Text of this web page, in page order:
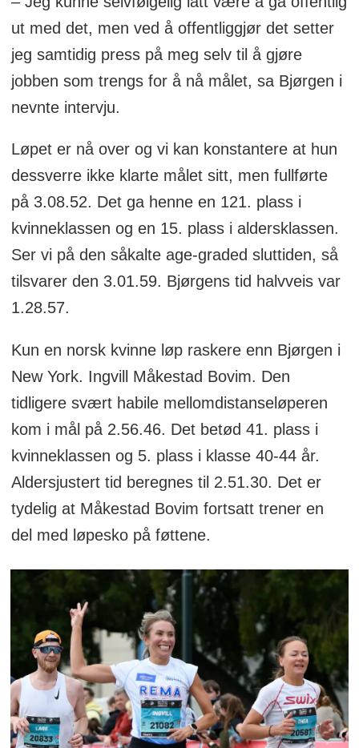
ut med det, men ved å offentliggjør det setter
jeg samtidig press på meg selv til å gjøre
jobben som trengs for å nå målet, sa Bjørgen i
nevnte intervju.
Løpet er nå over og vi kan konstantere at hun
dessverre ikke klarte målet sitt, men fullførte
på 3.08.52. Det ga henne en 121. plass i
kvinneklassen og en 15. plass i aldersklassen.
Ser vi på den såkalte age-graded sluttiden, så
tilsvarer den 3.01.59. Bjørgens tid halvveis var
1.28.57.
Kun en norsk kvinne løp raskere enn Bjørgen i
New York. Ingvill Måkestad Bovim. Den
tidligere svært habile mellomdistanseløperen
kom i mål på 2.56.46. Det betød 41. plass i
kvinneklassen og 5. plass i klasse 40-44 år.
Aldersjustert tid beregnes til 2.51.30. Det er
tydelig at Måkestad Bovim fortsatt trener en
del med løpesko på føttene.